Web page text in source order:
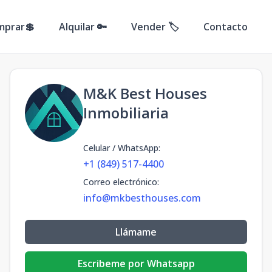
Alquilar 🔑 Vender 🏷️ Contacto
M&K Best Houses
Inmobiliaria
Celular / WhatsApp:
+1 (849) 517-4400
Correo electrónico:
info@mkbesthouses.com
Llámame
Escribeme por Whatsapp